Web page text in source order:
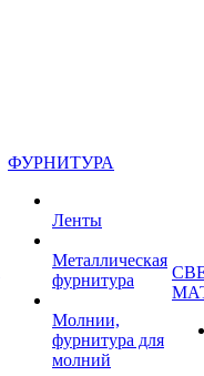
ФУРНИТУРА
Ленты
Металлическая
фурнитура
Молнии,
фурнитура для
молний